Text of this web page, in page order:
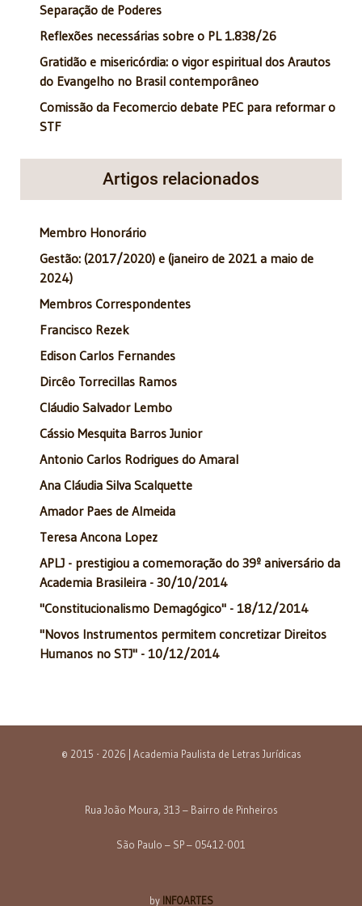
Separação de Poderes
Reflexões necessárias sobre o PL 1.838/26
Gratidão e misericórdia: o vigor espiritual dos Arautos
do Evangelho no Brasil contemporâneo
Comissão da Fecomercio debate PEC para reformar o
STF
Artigos relacionados
Membro Honorário
Gestão: (2017/2020) e (janeiro de 2021 a maio de
2024)
Membros Correspondentes
Francisco Rezek
Edison Carlos Fernandes
Dircêo Torrecillas Ramos
Cláudio Salvador Lembo
Cássio Mesquita Barros Junior
Antonio Carlos Rodrigues do Amaral
Ana Cláudia Silva Scalquette
Amador Paes de Almeida
Teresa Ancona Lopez
APLJ - prestigiou a comemoração do 39º aniversário da
Academia Brasileira - 30/10/2014
"Constitucionalismo Demagógico" - 18/12/2014
"Novos Instrumentos permitem concretizar Direitos
Humanos no STJ" - 10/12/2014
© 2015 - 2026 | Academia Paulista de Letras Jurídicas
Rua João Moura, 313 – Bairro de Pinheiros
São Paulo – SP – 05412-001
by INFOARTES